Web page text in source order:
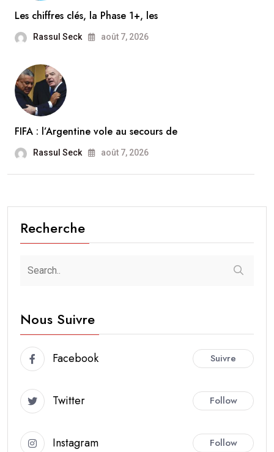
Les chiffres clés, la Phase 1+, les
Rassul Seck août 7, 2026
FIFA : l’Argentine vole au secours de
Rassul Seck août 7, 2026
Recherche
Nous Suivre
Facebook Suivre
Twitter Follow
Instagram Follow